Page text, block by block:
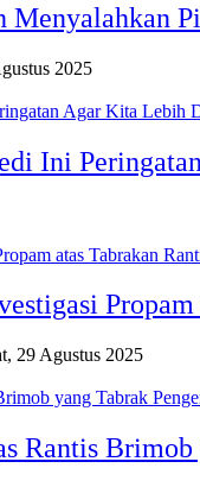
Menyalahkan
2025
Ini
29 Agustus 2025
Rantis Brimob